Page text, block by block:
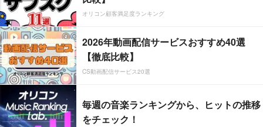
オリコン顧客満足度ランキング
2026年動画配信サービスおすすめ40選
【徹底比較】
CS動画配信サービス20選
毎週の音楽ランキングから、ヒットの推移
をチェック！